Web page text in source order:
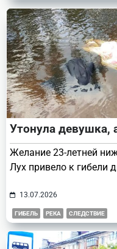
Утонула девушка,
Желание 23-летней
Лух привело к гибели
13.07.2026
ГИБЕЛЬ РЕКА СЛЕДСТВИЕ